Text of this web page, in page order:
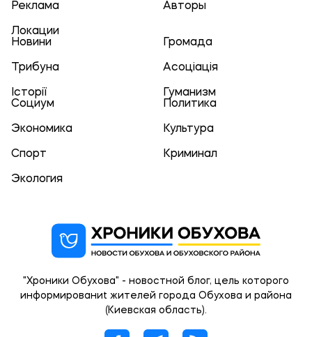
Реклама Авторы
Локации
Новини
Громада
Трибуна Асоціація
Історії
Гуманизм
Социум
Политика
Экономика Культура
Спорт Криминал
Экология
"Хроники Обухова" - новостной блог, цель которого
информированиt жителей города Обухова и района
(Киевская область).